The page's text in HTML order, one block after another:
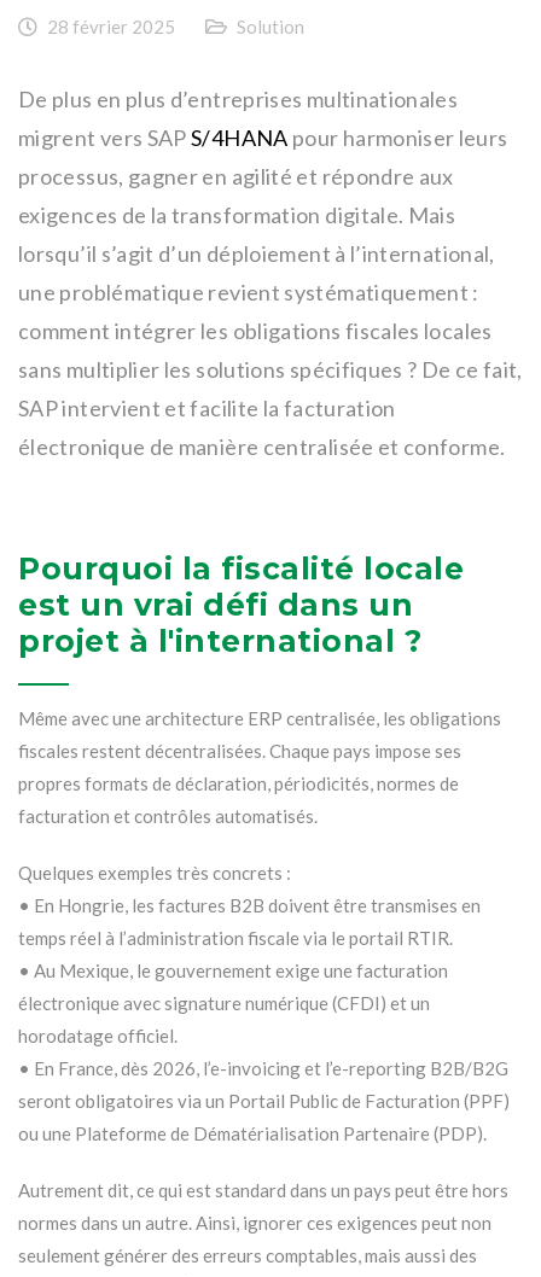
28 février 2025 Solution
De plus en plus d’entreprises multinationales
migrent vers SAPS/4HANA pour harmoniser leurs
processus, gagner en agilité et répondre aux
exigences de la transformation digitale. Mais
lorsqu’il s’agit d’un déploiement à l’international,
une problématique revient systématiquement :
comment intégrer les obligations fiscales locales
sans multiplier les solutions spécifiques ? De ce fait,
SAP intervient et facilite la facturation
électronique de manière centralisée et conforme.
Pourquoi la fiscalité locale
est un vrai défi dans un
projet à l'international ?
Même avec une architecture ERP centralisée, les obligations
fiscales restent décentralisées. Chaque pays impose ses
propres formats de déclaration, périodicités, normes de
facturation et contrôles automatisés.
Quelques exemples très concrets :
• En Hongrie, les factures B2B doivent être transmises en
temps réel à l’administration fiscale via le portail RTIR.
• Au Mexique, le gouvernement exige une facturation
électronique avec signature numérique (CFDI) et un
horodatage officiel.
• En France, dès 2026, l’e-invoicing et l’e-reporting B2B/B2G
seront obligatoires via un Portail Public de Facturation (PPF)
ou une Plateforme de Dématérialisation Partenaire (PDP).
Autrement dit, ce qui est standard dans un pays peut être hors
normes dans un autre. Ainsi, ignorer ces exigences peut non
seulement générer des erreurs comptables, mais aussi des